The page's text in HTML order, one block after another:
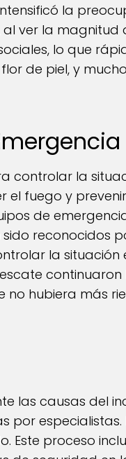
la
ver la magnitud
lo que
de piel, y
controlar la
fuego y
de
reconocidos
la situación
hubiera más
las causas del
por
Este proceso